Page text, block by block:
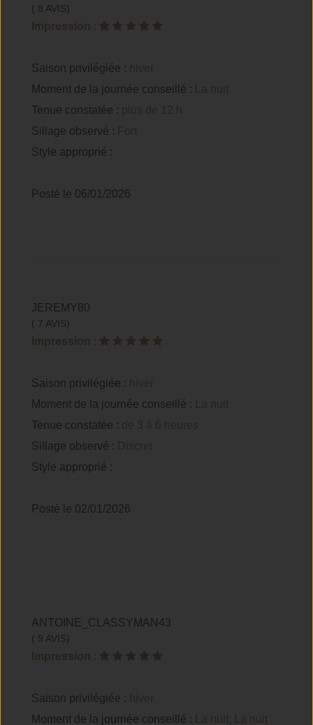
( 8 AVIS)
Impression :
Saison privilégiée : hiver
Moment de la journée conseillé :
La nuit
Tenue constatée : plus de 12 h
Sillage observé : Fort
Style approprié :
Posté le 06/01/2026
JEREMY80
( 7 AVIS)
Impression :
Saison privilégiée : hiver
Moment de la journée conseillé :
La nuit
Tenue constatée : de 3 à 6 heures
Sillage observé : Discret
Style approprié :
Posté le 02/01/2026
ANTOINE_CLASSYMAN43
( 9 AVIS)
Impression :
Saison privilégiée : hiver
Moment de la journée conseillé :
La nuit, La nuit